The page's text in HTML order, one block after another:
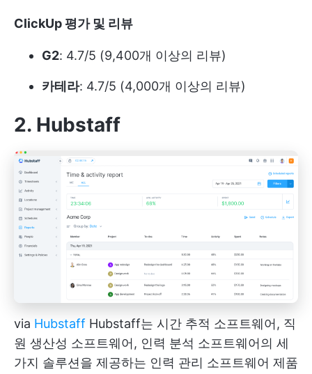
ClickUp 평가 및 리뷰
G2: 4.7/5 (9,400개 이상의 리뷰)
카테라: 4.7/5 (4,000개 이상의 리뷰)
2. Hubstaff
via Hubstaff Hubstaff는 시간 추적 소프트웨어, 직
원 생산성 소프트웨어, 인력 분석 소프트웨어의 세
가지 솔루션을 제공하는 인력 관리 소프트웨어 제품